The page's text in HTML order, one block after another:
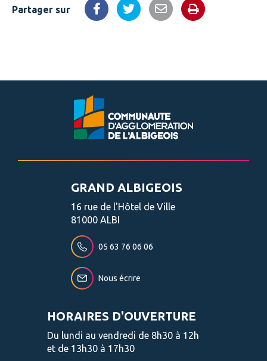
Partager sur Partager sur Facebook
Partager sur Twitter
Partager par email
Imprimer la
GRAND ALBIGEOIS
16 rue de l'Hôtel de Ville
81000 ALBI
05 63 76 06 06
Nous écrire
HORAIRES D'OUVERTURE
Du lundi au vendredi de 8h30 à 12h
et de 13h30 à 17h30